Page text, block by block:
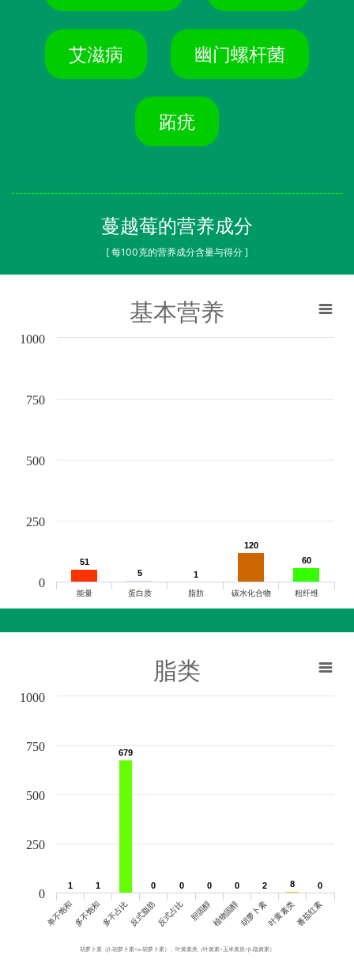
艾滋病 幽门螺杆菌
跖疣
蔓越莓的营养成分
[ 每100克的营养成分含量与得分 ]
基本营养
51
51
5
5 1
1
120
120
60
60
能量 蛋白质 脂肪 碳水化合物 粗纤维
0
250
500
750
1000
脂类
胡萝卜素（β-胡萝卜素+α-胡萝卜素）、叶黄素类（叶黄素+玉米黄质+β-隐黄素）
1
1 1
1
679
679
0
0 0
0 0
0 0
0 2
2 8
8 0
0
单不饱和多不饱和多不占比反式脂肪反式占比 胆固醇植物固醇胡萝卜素叶黄素类番茄红素
0
250
500
750
1000